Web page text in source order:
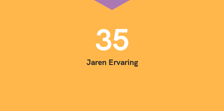
35
Jaren Ervaring